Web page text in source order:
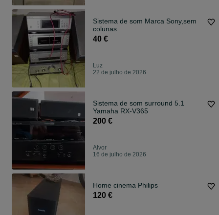
Sistema de som Marca Sony,sem
colunas
40 €
Luz
22 de julho de 2026
Sistema de som surround 5.1
Yamaha RX-V365
200 €
Alvor
16 de julho de 2026
Home cinema Philips
120 €